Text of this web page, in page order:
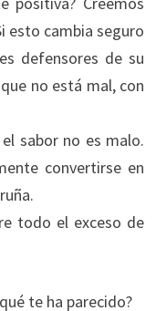
esto cambia seguro
defensores de su
no está mal, con
sabor no es malo.
convertirse en
todo el exceso de
te ha parecido?